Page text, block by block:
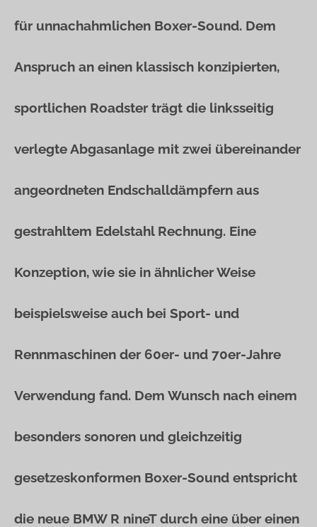
für unnachahmlichen Boxer-Sound. Dem
Anspruch an einen klassisch konzipierten,
sportlichen Roadster trägt die linksseitig
verlegte Abgasanlage mit zwei übereinander
angeordneten Endschalldämpfern aus
gestrahltem Edelstahl Rechnung. Eine
Konzeption, wie sie in ähnlicher Weise
beispielsweise auch bei Sport- und
Rennmaschinen der 60er- und 70er-Jahre
Verwendung fand. Dem Wunsch nach einem
besonders sonoren und gleichzeitig
gesetzeskonformen Boxer-Sound entspricht
die neue BMW R nineT durch eine über einen